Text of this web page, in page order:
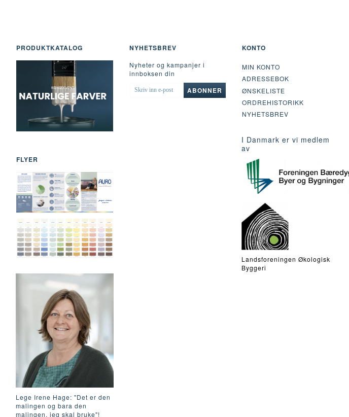
PRODUKTKATALOG
FLYER
Lege Irene Hage: "Det er den
malingen og bara den
malingen, jeg skal bruke"!
NYHETSBREV
Nyheter og kampanjer i
innboksen din
SKRIV
ABONNER
KONTO
MIN KONTO
ADRESSEBOK
ØNSKELISTE
ORDREHISTORIKK
NYHETSBREV
I Danmark er vi medlem
av
Landsforeningen Økologisk
Byggeri